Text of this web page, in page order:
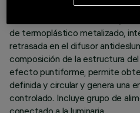
independiente, permiten
de termoplástico metalizado,
retrasada en el difusor
composición de la estructura
efecto puntiforme, permite
definida y circular y genera una
controlado. Incluye grupo de
conectado a la luminaria.